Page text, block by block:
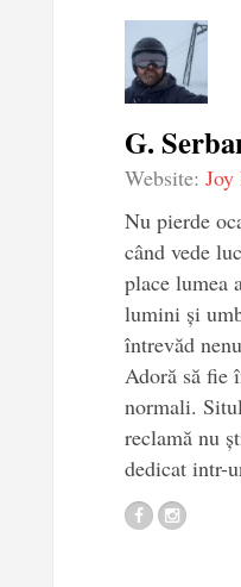
G.
Website: Joy
Nu pierde
când vede
place lumea
lumini și
întrevăd
Adoră să fie
normali.
reclamă nu
dedicat intr-